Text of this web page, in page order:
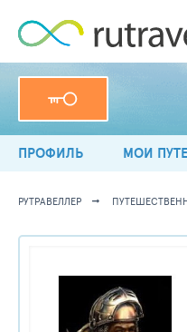
ПРОФИЛЬ МОИ
РУТРАВЕЛЛЕР